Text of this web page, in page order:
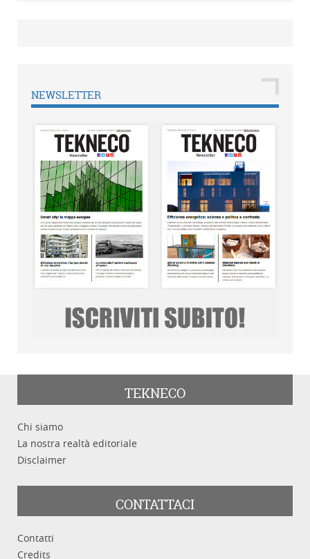
NEWSLETTER
TEKNECO
Chi siamo
La nostra realtà editoriale
Disclaimer
CONTATTACI
Contatti
Credits